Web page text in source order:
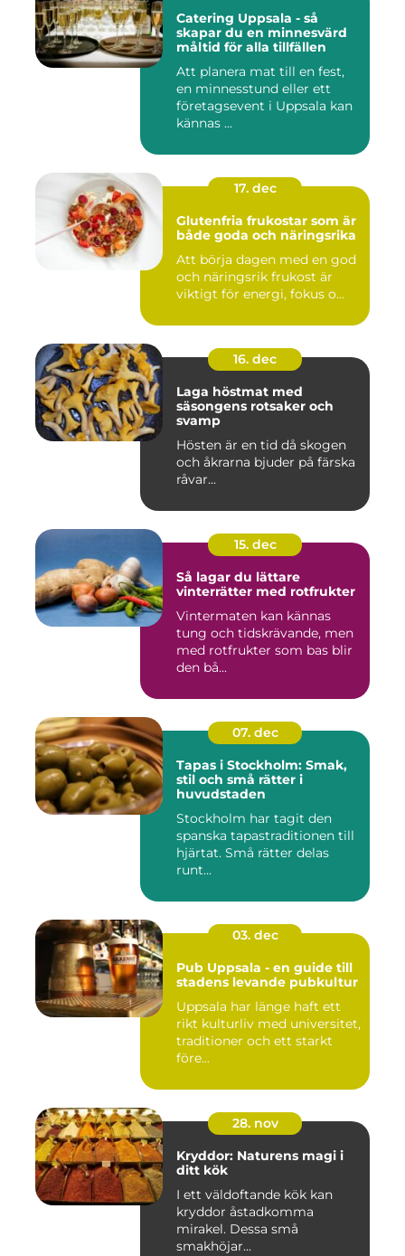
Catering Uppsala - så
skapar du en minnesvärd
måltid för alla tillfällen
Att planera mat till en fest,
en minnesstund eller ett
företagsevent i Uppsala kan
kännas ...
17. dec
Glutenfria frukostar som är
både goda och näringsrika
Att börja dagen med en god
och näringsrik frukost är
viktigt för energi, fokus o...
16. dec
Laga höstmat med
säsongens rotsaker och
svamp
Hösten är en tid då skogen
och åkrarna bjuder på färska
råvar...
15. dec
Så lagar du lättare
vinterrätter med rotfrukter
Vintermaten kan kännas
tung och tidskrävande, men
med rotfrukter som bas blir
den bå...
07. dec
Tapas i Stockholm: Smak,
stil och små rätter i
huvudstaden
Stockholm har tagit den
spanska tapastraditionen till
hjärtat. Små rätter delas
runt...
03. dec
Pub Uppsala - en guide till
stadens levande pubkultur
Uppsala har länge haft ett
rikt kulturliv med universitet,
traditioner och ett starkt
före...
28. nov
Kryddor: Naturens magi i
ditt kök
I ett väldoftande kök kan
kryddor åstadkomma
mirakel. Dessa små
smakhöjar...